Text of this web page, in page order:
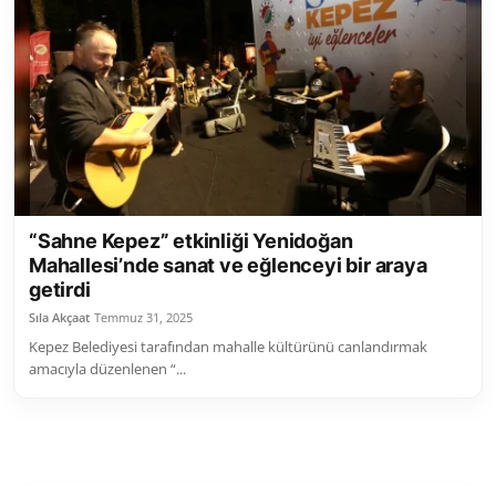
Mülki İdare
Toplum ve Yaşam
Sivil Toplum Kuruluşları
Kamu Kurumları ve Üst Kurullar
Resmi Reklamlar
“Sahne Kepez” etkinliği Yenidoğan
Mahallesi’nde sanat ve eğlenceyi bir araya
getirdi
Sıla Akçaat Temmuz 31, 2025
Kepez Belediyesi tarafından mahalle kültürünü canlandırmak
amacıyla düzenlenen “...